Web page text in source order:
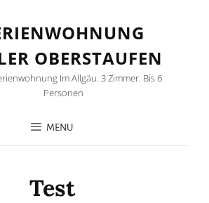
OBERSTAUFEN
Im Allgäu. 3 Zimmer. Bis 6
Personen
MENU
Test